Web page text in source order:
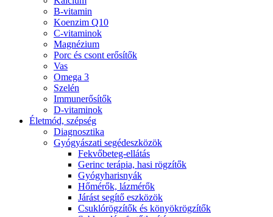
B-vitamin
Koenzim Q10
C-vitaminok
Magnézium
Porc és csont erősítők
Vas
Omega 3
Szelén
Immunerősítők
D-vitaminok
Életmód, szépség
Diagnosztika
Gyógyászati segédeszközök
Fekvőbeteg-ellátás
Gerinc terápia, hasi rögzítők
Gyógyharisnyák
Hőmérők, lázmérők
Járást segítő eszközök
Csuklórögzítők és könyökrögzítők